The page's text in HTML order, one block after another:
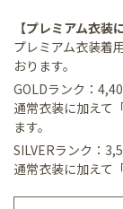
【プレミアム衣装
プレミアム衣装着
おります。
GOLDランク：
通常衣装に加えて
ます。
SILVERランク：
通常衣装に加えて